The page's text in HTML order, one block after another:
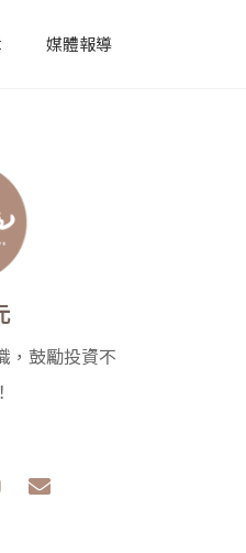
媒體報導
，鼓勵投資不
E
n